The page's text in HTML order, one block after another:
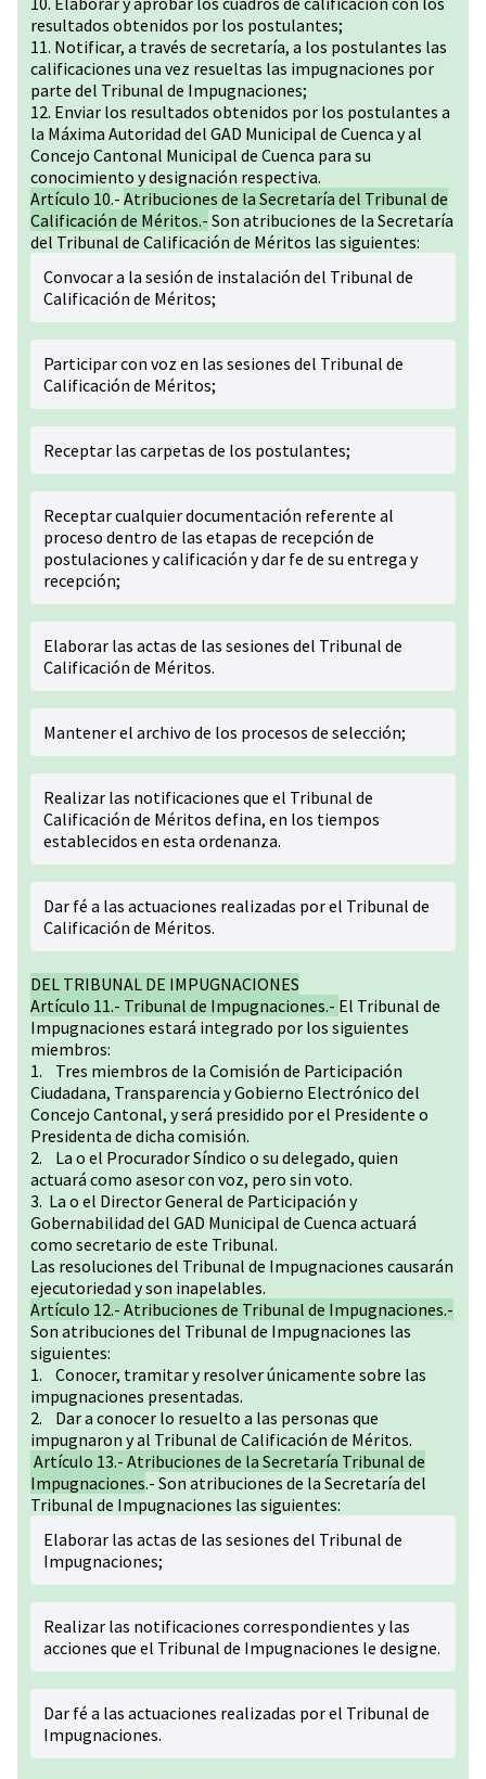
resultados obtenidos por los postulantes;
11. Notificar, a través de secretaría, a los postulantes las
calificaciones una vez resueltas las impugnaciones por
parte del Tribunal de Impugnaciones;
12. Enviar los resultados obtenidos por los postulantes a
la Máxima Autoridad del GAD Municipal de Cuenca y al
Concejo Cantonal Municipal de Cuenca para su
conocimiento y designación respectiva.
Artículo 10.- Atribuciones de la Secretaría del Tribunal de
Calificación de Méritos.- Son atribuciones de la Secretaría
del Tribunal de Calificación de Méritos las siguientes:
Convocar a la sesión de instalación del Tribunal de
Calificación de Méritos;
Participar con voz en las sesiones del Tribunal de
Calificación de Méritos;
Receptar las carpetas de los postulantes;
Receptar cualquier documentación referente al
proceso dentro de las etapas de recepción de
postulaciones y calificación y dar fe de su entrega y
recepción;
Elaborar las actas de las sesiones del Tribunal de
Calificación de Méritos.
Mantener el archivo de los procesos de selección;
Realizar las notificaciones que el Tribunal de
Calificación de Méritos defina, en los tiempos
establecidos en esta ordenanza.
Dar fé a las actuaciones realizadas por el Tribunal de
Calificación de Méritos.
DEL TRIBUNAL DE IMPUGNACIONES
Artículo 11.- Tribunal de Impugnaciones.- El Tribunal de
Impugnaciones estará integrado por los siguientes
miembros:
1. Tres miembros de la Comisión de Participación
Ciudadana, Transparencia y Gobierno Electrónico del
Concejo Cantonal, y será presidido por el Presidente o
Presidenta de dicha comisión.
2. La o el Procurador Síndico o su delegado, quien
actuará como asesor con voz, pero sin voto.
3. La o el Director General de Participación y
Gobernabilidad del GAD Municipal de Cuenca actuará
como secretario de este Tribunal.
Las resoluciones del Tribunal de Impugnaciones causarán
ejecutoriedad y son inapelables.
Artículo 12.- Atribuciones de Tribunal de Impugnaciones.-
Son atribuciones del Tribunal de Impugnaciones las
siguientes:
1. Conocer, tramitar y resolver únicamente sobre las
impugnaciones presentadas.
2. Dar a conocer lo resuelto a las personas que
impugnaron y al Tribunal de Calificación de Méritos.
Artículo 13.- Atribuciones de la Secretaría Tribunal de
Impugnaciones.- Son atribuciones de la Secretaría del
Tribunal de Impugnaciones las siguientes:
Elaborar las actas de las sesiones del Tribunal de
Impugnaciones;
Realizar las notificaciones correspondientes y las
acciones que el Tribunal de Impugnaciones le designe.
Dar fé a las actuaciones realizadas por el Tribunal de
Impugnaciones.